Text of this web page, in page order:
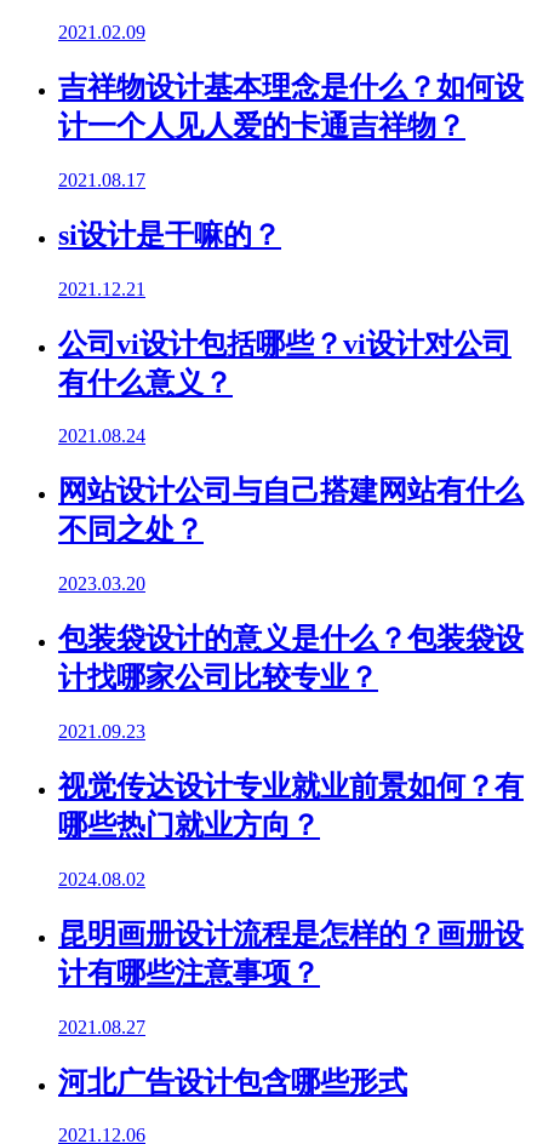
2021.02.09
吉祥物设计基本理念是什么？如何设
计一个人见人爱的卡通吉祥物？
2021.08.17
si设计是干嘛的？
2021.12.21
公司vi设计包括哪些？vi设计对公司
有什么意义？
2021.08.24
网站设计公司与自己搭建网站有什么
不同之处？
2023.03.20
包装袋设计的意义是什么？包装袋设
计找哪家公司比较专业？
2021.09.23
视觉传达设计专业就业前景如何？有
哪些热门就业方向？
2024.08.02
昆明画册设计流程是怎样的？画册设
计有哪些注意事项？
2021.08.27
河北广告设计包含哪些形式
2021.12.06